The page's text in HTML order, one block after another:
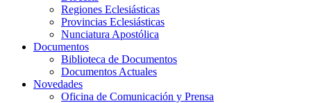
Regiones Eclesiásticas
Provincias Eclesiásticas
Nunciatura Apostólica
Documentos
Biblioteca de Documentos
Documentos Actuales
Novedades
Oficina de Comunicación y Prensa